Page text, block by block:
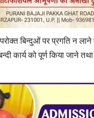
बिन्दुओं पर प्रगति न
कार्य को पूर्ण किया जाने